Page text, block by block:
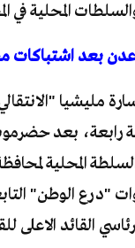
المحلية في
بعد اشتباكات
مليشيا
رابعة، بعد
"درع الوطن"
القائد الاعلى